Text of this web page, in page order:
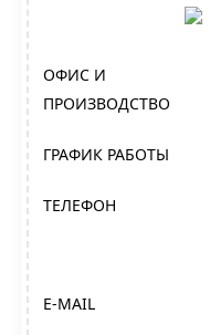
ОФИС И
ПРОИЗВОДСТВО
ГРАФИК РАБОТЫ
ТЕЛЕФОН
E-MAIL